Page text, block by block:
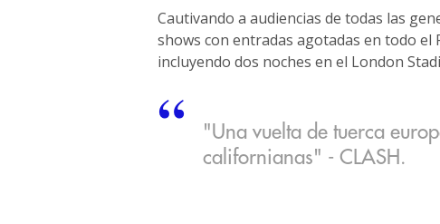
Cautivando a audiencias de todas las
shows con entradas agotadas en todo el
incluyendo dos noches en el London
"Una vuelta de tuerca
californianas" - CLASH.